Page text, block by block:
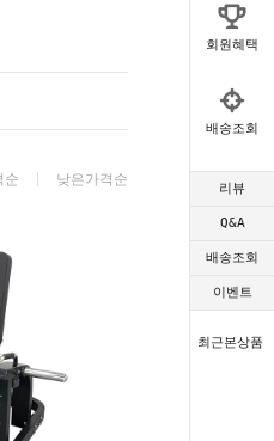
회원혜택
배송조회
리뷰
Q&A
배송조회
이벤트
최근본상품
순 낮은가격순